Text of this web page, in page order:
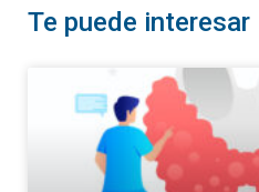
Te puede interesar